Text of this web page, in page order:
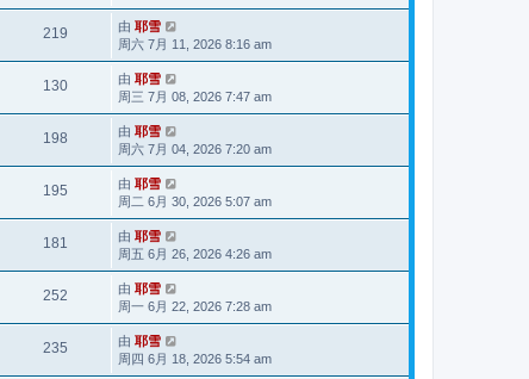
219 由 耶雪
周六 7月 11, 2026 8:16 am
130 由 耶雪
周三 7月 08, 2026 7:47 am
198 由 耶雪
周六 7月 04, 2026 7:20 am
195 由 耶雪
周二 6月 30, 2026 5:07 am
181 由 耶雪
周五 6月 26, 2026 4:26 am
252 由 耶雪
周一 6月 22, 2026 7:28 am
235 由 耶雪
周四 6月 18, 2026 5:54 am